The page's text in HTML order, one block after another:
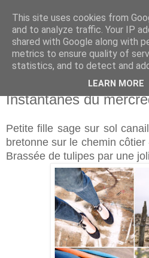
mercredi 19 avril 2017
Instantanés du
Petite fille sage sur sol
bretonne sur le chemin
Brassée de tulipes par une
This site uses cookies from
and to analyze traffic. Your IP
shared with Google along with
metrics to ensure quality of
statistics, and to detect and
LEARN MORE